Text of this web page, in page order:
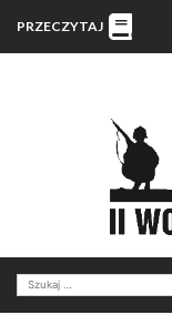
PRZECZYTAJ